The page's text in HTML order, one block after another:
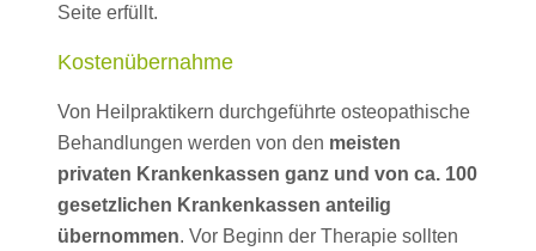
Seite erfüllt.
Kostenübernahme
Von Heilpraktikern durchgeführte osteopathische
Behandlungen werden von den meisten
privaten Krankenkassen ganz und von ca. 100
gesetzlichen Krankenkassen anteilig
übernommen. Vor Beginn der Therapie sollten